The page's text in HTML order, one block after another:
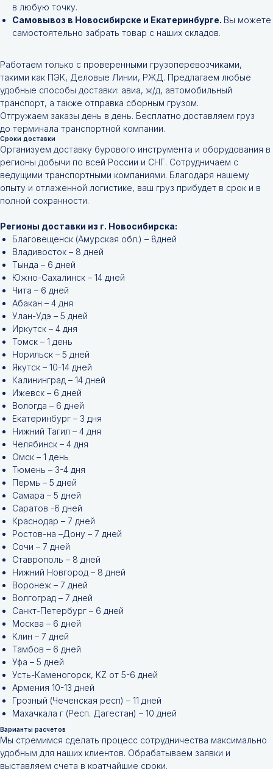
в любую точку.
Самовывоз в Новосибирске и Екатеринбурге. Вы можете
самостоятельно забрать товар с наших складов.
Работаем только с проверенными грузоперевозчиками,
такими как ПЭК, Деловые Линии, РЖД. Предлагаем любые
удобные способы доставки: авиа, ж/д, автомобильный
транспорт, а также отправка сборным грузом.
Отгружаем заказы день в день. Бесплатно доставляем груз
до терминала транспортной компании.
Сроки доставки
Организуем доставку бурового инструмента и оборудования в
регионы добычи по всей России и СНГ. Сотрудничаем с
ведущими транспортными компаниями. Благодаря нашему
опыту и отлаженной логистике, ваш груз прибудет в срок и в
полной сохранности.
Регионы доставки из г. Новосибирска:
Благовещенск (Амурская обл.) – 8дней
Владивосток – 8 дней
Тында – 6 дней
Южно-Сахалинск – 14 дней
Чита – 6 дней
Абакан – 4 дня
Улан-Удэ – 5 дней
Иркутск – 4 дня
Томск – 1 день
Норильск – 5 дней
Якутск – 10-14 дней
Калининград – 14 дней
Ижевск – 6 дней
Вологда – 6 дней
Екатеринбург – 3 дня
Нижний Тагил – 4 дня
Челябинск – 4 дня
Омск – 1 день
Тюмень – 3-4 дня
Пермь – 5 дней
Самара – 5 дней
Саратов -6 дней
Краснодар – 7 дней
Ростов-на –Дону – 7 дней
Сочи – 7 дней
Ставрополь – 8 дней
Нижний Новгород – 8 дней
Воронеж – 7 дней
Волгоград – 7 дней
Санкт-Петербург – 6 дней
Москва – 6 дней
Клин – 7 дней
Тамбов – 6 дней
Уфа – 5 дней
Усть-Каменогорск, KZ от 5-6 дней
Армения 10-13 дней
Грозный (Чеченская респ) – 11 дней
Махачкала г (Респ. Дагестан) – 10 дней
Варианты расчетов
Мы стремимся сделать процесс сотрудничества максимально
удобным для наших клиентов. Обрабатываем заявки и
выставляем счета в кратчайшие сроки.
Не нашли нужной